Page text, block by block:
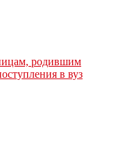
родившим
в вуз